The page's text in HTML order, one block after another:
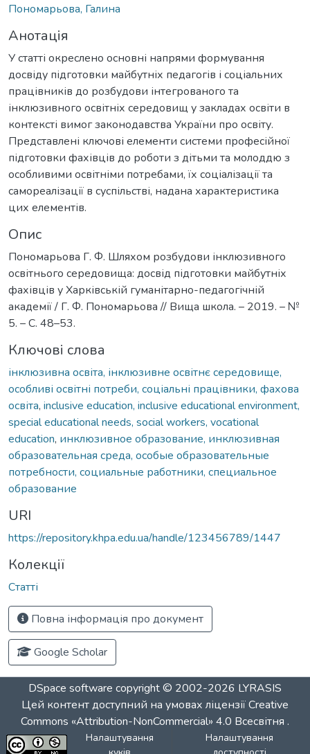
Пономарьова, Галина
Анотація
У статті окреслено основні напрями формування
досвіду підготовки майбутніх педагогів і соціальних
працівників до розбудови інтегрованого та
інклюзивного освітніх середовищ у закладах освіти в
контексті вимог законодавства України про освіту.
Представлені ключові елементи системи професійної
підготовки фахівців до роботи з дітьми та молоддю з
особливими освітніми потребами, їх соціалізації та
самореалізації в суспільстві, надана характеристика
цих елементів.
Опис
Пономарьова Г. Ф. Шляхом розбудови інклюзивного
освітнього середовища: досвід підготовки майбутніх
фахівців у Харківській гуманітарно-педагогічній
академії / Г. Ф. Пономарьова // Вища школа. – 2019. – №
5. – С. 48–53.
Ключові слова
інклюзивна освіта, інклюзивне освітнє середовище,
особливі освітні потреби, соціальні працівники, фахова
освіта, inclusive education, inclusive educational environment,
special educational needs, social workers, vocational
education, инклюзивное образование, инклюзивная
образовательная среда, особые образовательные
потребности, социальные работники, специальное
образование
URI
https://repository.khpa.edu.ua/handle/123456789/1447
Колекції
Статті
Повна інформація про документ
Google Scholar
DSpace software copyright © 2002-2026 LYRASIS
Цей контент доступний на умовах ліцензіїCreative
Commons «Attribution-NonCommercial» 4.0 Всесвітня .
Налаштування
Налаштування